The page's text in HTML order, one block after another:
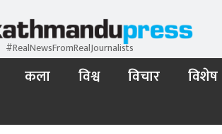
#RealNewsFromRealJournalists
कला विश्व विचार विशेष